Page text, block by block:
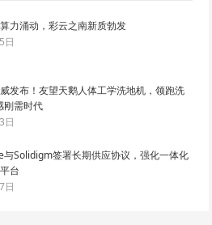
力涌动，彩云之南新质勃发
日
发布！友望天鹅人体工学洗地机，领跑洗
刚需时代
日
与Solidigm签署长期供应协议，强化一体化
台
日